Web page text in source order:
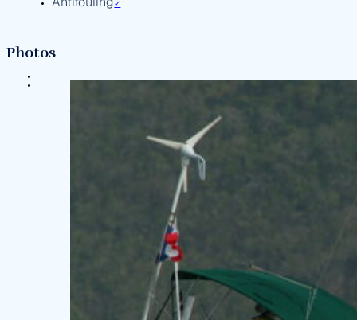
✓
Photos